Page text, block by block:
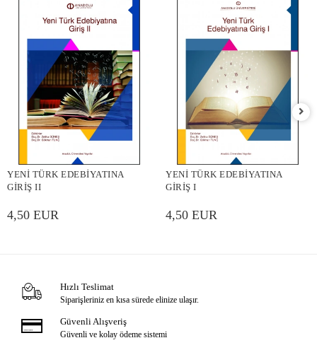
YENİ TÜRK EDEBİYATINA
GİRİŞ II
4,50 EUR
YENİ TÜRK EDEBİYATINA
GİRİŞ I
4,50 EUR
Hızlı Teslimat
Siparişleriniz en kısa sürede elinize ulaşır.
Güvenli Alışveriş
Güvenli ve kolay ödeme sistemi